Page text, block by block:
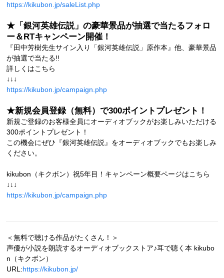
https://kikubon.jp/saleList.php
★「銀河英雄伝説」の豪華景品が抽選で当たるフォロ
ー＆RTキャンペーン開催！
『田中芳樹先生サイン入り「銀河英雄伝説」原作本』他、豪華景品
が抽選で当たる!!
詳しくはこちら
↓↓↓
https://kikubon.jp/campaign.php
★新規会員登録（無料）で300ポイントプレゼント！
新規ご登録のお客様全員にオーディオブックがお楽しみいただける
300ポイントプレゼント！
この機会にぜひ『銀河英雄伝説』をオーディオブックでもお楽しみ
ください。
kikubon（キクボン）祝5年目！キャンペーン概要ページはこちら
↓↓↓
https://kikubon.jp/campaign.php
＜無料で聴ける作品がたくさん！＞
声優が小説を朗読するオーディオブックストア♪耳で聴く本 kikubo
n（キクボン）
URL:https://kikubon.jp/